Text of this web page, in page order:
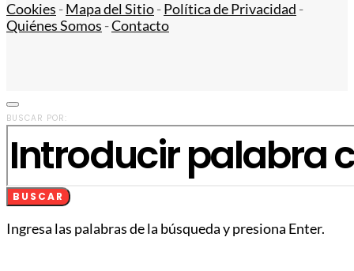
Cookies -Mapa del Sitio-Política de Privacidad -
Quiénes Somos -Contacto
BUSCAR POR:
BUSCAR
Ingresa las palabras de la búsqueda y presiona Enter.